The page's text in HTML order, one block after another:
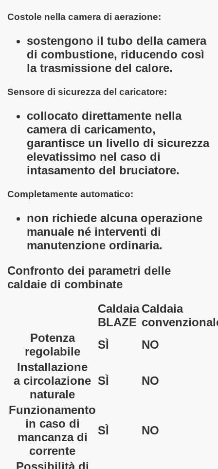
Costole nella camera di aerazione:
sostengono il tubo della camera
di combustione, riducendo così
la trasmissione del calore.
Sensore di sicurezza del caricatore:
collocato direttamente nella
camera di caricamento,
garantisce un livello di sicurezza
elevatissimo nel caso di
intasamento del bruciatore.
Completamente automatico:
non richiede alcuna operazione
manuale né interventi di
manutenzione ordinaria.
Confronto dei parametri delle
caldaie di combinate
Caldaia
BLAZE
Caldaia
Potenza
regolabile
SÌ
NO
Installazione
a circolazione
naturale
SÌ NO
Funzionamento
in caso di
mancanza di
corrente
SÌ NO